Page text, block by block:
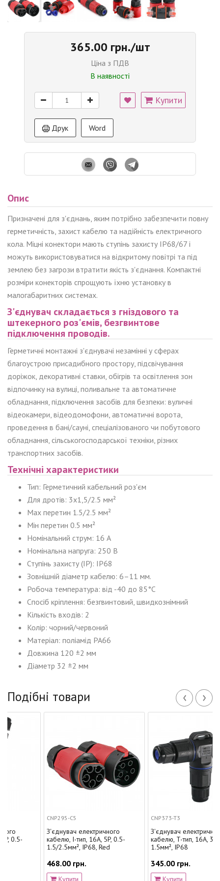
365.00 грн./шт
Ціна з ПДВ
В наявності
Купити
Друк Word
Опис
Призначені для з'єднань, яким потрібно забезпечити повну
герметичність, захист кабелю та надійність електричного
кола. Міцні конектори мають ступінь захисту IP68/67 і
можуть використовуватися на відкритому повітрі та під
землею без загрози втратити якість з'єднання. Компактні
розміри конекторів спрощують їхню установку в
малогабаритних системах.
З'єднувач складається з гніздового та
штекерного роз'ємів, безгвинтове
підключення проводів.
Герметичні монтажні з'єднувачі незамінні у сферах
благоустрою присадибного простору, підсвічування
доріжок, декоративні ставки, обігрів та освітлення зон
відпочинку на вулиці, поливальне та автоматичне
обладнання, підключення засобів для безпеки: вуличні
відеокамери, відеодомофони, автоматичні ворота,
проведення в бані/сауні, спеціалізованого чи побутового
обладнання, сільськогосподарської техніки, різних
транспортних засобів.
Технічні характеристики
Тип: Герметичний кабельний роз'єм
Для дротів: 3x1,5/2.5 мм²
Мах перетин 1.5/2.5 мм²
Мін перетин 0.5 мм²
Номінальний струм: 16 А
Номінальна напруга: 250 В
Ступінь захисту (IP): IP68
Зовнішній діаметр кабелю: 6–11 мм.
Робоча температура: від -40 до 85°C
Спосіб кріплення: безгвинтовий, швидкознімний
Кількість входів: 2
Колір: чорний/червоний
Матеріал: поліамід PA66
Довжина 120 ±2 мм
Діаметр 32 ±2 мм
Подібні товари ‹ ›
CNP295-C5
З'єднувач електричного
кабелю, I-тип, 16A, 5P, 0.5-
1.5/2.5мм², IP68, Red
468.00 грн.
Купити
CNP373-T3
З'єднувач електричного
кабелю, T-тип, 16A, 3P, 0.3-
1.5мм², IP68
345.00 грн.
Купити